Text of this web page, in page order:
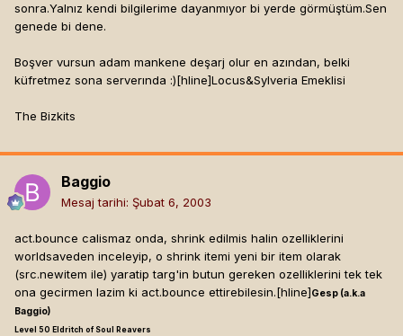
sonra.Yalnız kendi bilgilerime dayanmıyor bi yerde görmüştüm.Sen
genede bi dene.
Boşver vursun adam mankene deşarj olur en azından, belki
küfretmez sona serverında :)[hline]Locus&Sylveria Emeklisi
The Bizkits
Baggio
Mesaj tarihi: Şubat 6, 2003
act.bounce calismaz onda, shrink edilmis halin ozelliklerini
worldsaveden inceleyip, o shrink itemi yeni bir item olarak
(src.newitem ile) yaratip targ'in butun gereken ozelliklerini tek tek
ona gecirmen lazim ki act.bounce ettirebilesin.[hline]Gesp (a.k.a
Baggio)
Level 50 Eldritch of Soul Reavers